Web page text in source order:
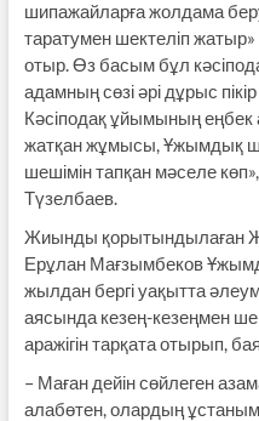
шипажайларға жолдама
таратумен шектеліп жатыр»
отыр. Өз басым бұл
адамның сөзі әрі дұрыс
Кәсіподақ ұйымының
жатқан жұмысы, Ұжымдық
шешімін тапқан мәселе
Түзелбаев.
Жиынды қорытындылаған
Ерұлан Мағзымбеков
жылдан бергі уақытта
аясында кезең-кезең­мен
аражігін тарқата отырып,
– Маған дейін сөйлеген
алабөтен, олардың